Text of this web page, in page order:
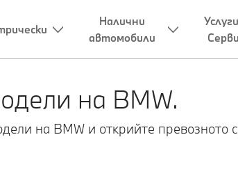
Налични
автомобили
на BMW.
на BMW и открийте